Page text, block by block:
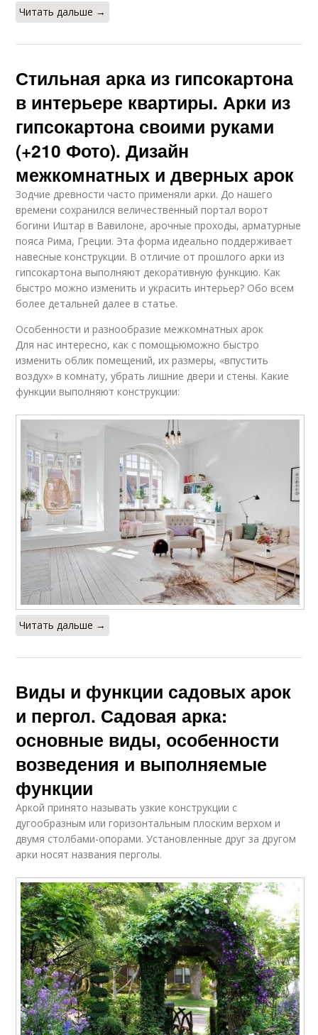
Читать дальше →
Стильная арка из гипсокартона
в интерьере квартиры. Арки из
гипсокартона своими руками
(+210 Фото). Дизайн
межкомнатных и дверных арок
Зодчие древности часто применяли арки. До нашего
времени сохранился величественный портал ворот
богини Иштар в Вавилоне, арочные проходы, арматурные
пояса Рима, Греции. Эта форма идеально поддерживает
навесные конструкции. В отличие от прошлого арки из
гипсокартона выполняют декоративную функцию. Как
быстро можно изменить и украсить интерьер? Обо всем
более детальней далее в статье.
Особенности и разнообразие межкомнатных арок
Для нас интересно, как с помощьюможно быстро
изменить облик помещений, их размеры, «впустить
воздух» в комнату, убрать лишние двери и стены. Какие
функции выполняют конструкции:
Читать дальше →
Виды и функции садовых арок
и пергол. Садовая арка:
основные виды, особенности
возведения и выполняемые
функции
Аркой принято называть узкие конструкции с
дугообразным или горизонтальным плоским верхом и
двумя столбами-опорами. Установленные друг за другом
арки носят названия перголы.